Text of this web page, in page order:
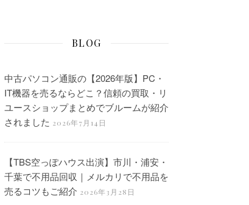
BLOG
中古パソコン通販の【2026年版】PC・
IT機器を売るならどこ？信頼の買取・リ
ユースショップまとめでブルームが紹介
されました 2026年7月14日
【TBS空っぽハウス出演】市川・浦安・
千葉で不用品回収｜メルカリで不用品を
売るコツもご紹介 2026年3月28日